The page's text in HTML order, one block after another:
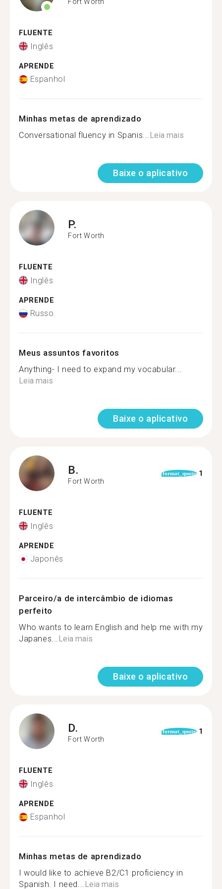
FLUENTE
Inglês
APRENDE
Espanhol
Minhas metas de aprendizado
Conversational fluency in Spanis...Leia mais
Baixe o aplicativo
P.
Fort Worth
FLUENTE
Inglês
APRENDE
Russo
Meus assuntos favoritos
Anything- I need to expand my vocabular...
Leia mais
Baixe o aplicativo
B.
Fort Worth
format_quote 1
FLUENTE
Inglês
APRENDE
Japonês
Parceiro/a de intercâmbio de idiomas
perfeito
Who wants to learn English and help me with my
Japanes...Leia mais
Baixe o aplicativo
D.
Fort Worth
format_quote 1
FLUENTE
Inglês
APRENDE
Espanhol
Minhas metas de aprendizado
I would like to achieve B2/C1 proficiency in
Spanish. I need...Leia mais